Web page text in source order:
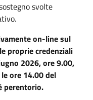
svolte
on-line sul
proprie credenziali
2026, ore 9.00,
ore 14.00 del
perentorio.